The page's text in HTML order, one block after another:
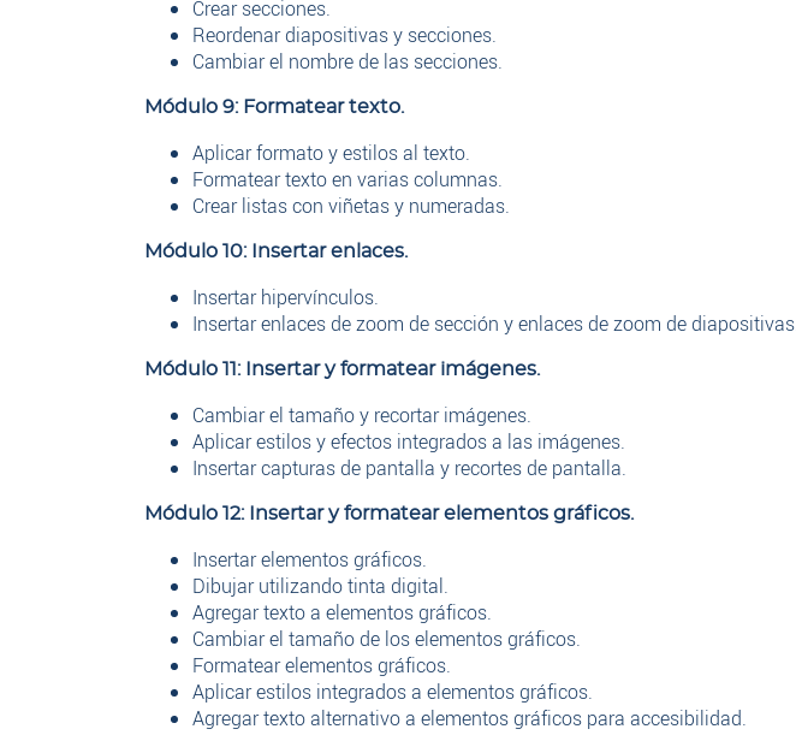
Crear secciones.
Reordenar diapositivas y secciones.
Cambiar el nombre de las secciones.
Módulo 9: Formatear texto.
Aplicar formato y estilos al texto.
Formatear texto en varias columnas.
Crear listas con viñetas y numeradas.
Módulo 10: Insertar enlaces.
Insertar hipervínculos.
Insertar enlaces de zoom de sección y enlaces de zoom de diapositivas.
Módulo 11: Insertar y formatear imágenes.
Cambiar el tamaño y recortar imágenes.
Aplicar estilos y efectos integrados a las imágenes.
Insertar capturas de pantalla y recortes de pantalla.
Módulo 12: Insertar y formatear elementos gráficos.
Insertar elementos gráficos.
Dibujar utilizando tinta digital.
Agregar texto a elementos gráficos.
Cambiar el tamaño de los elementos gráficos.
Formatear elementos gráficos.
Aplicar estilos integrados a elementos gráficos.
Agregar texto alternativo a elementos gráficos para accesibilidad.